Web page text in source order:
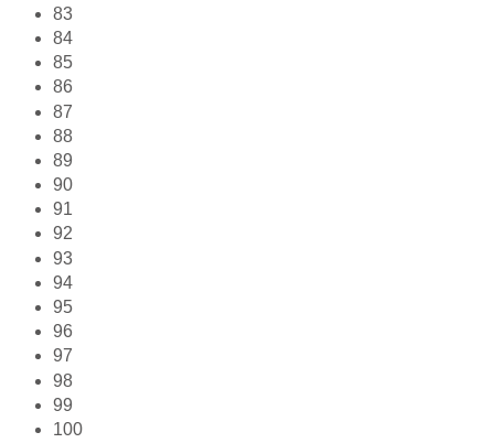
83
84
85
86
87
88
89
90
91
92
93
94
95
96
97
98
99
100